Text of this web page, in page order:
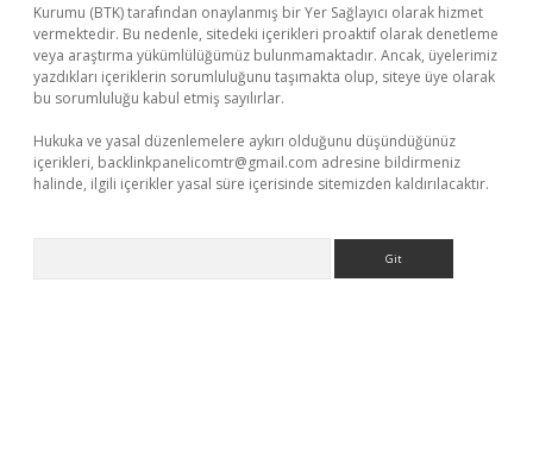
Kurumu (BTK) tarafından onaylanmış bir Yer Sağlayıcı olarak hizmet
vermektedir. Bu nedenle, sitedeki içerikleri proaktif olarak denetleme
veya araştırma yükümlülüğümüz bulunmamaktadır. Ancak, üyelerimiz
yazdıkları içeriklerin sorumluluğunu taşımakta olup, siteye üye olarak
bu sorumluluğu kabul etmiş sayılırlar.
Hukuka ve yasal düzenlemelere aykırı olduğunu düşündüğünüz
içerikleri, backlinkpanelicomtr@gmail.com adresine bildirmeniz
halinde, ilgili içerikler yasal süre içerisinde sitemizden kaldırılacaktır.